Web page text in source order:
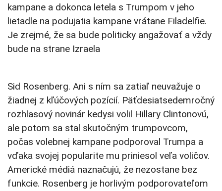
kampane a dokonca letela s Trumpom v jeho
lietadle na podujatia kampane vrátane Filadelfie.
Je zrejmé, že sa bude politicky angažovať a vždy
bude na strane Izraela
Sid Rosenberg. Ani s ním sa zatiaľ neuvažuje o
žiadnej z kľúčových pozícií. Päťdesiatsedemročný
rozhlasový novinár kedysi volil Hillary Clintonovú,
ale potom sa stal skutočným trumpovcom,
počas volebnej kampane podporoval Trumpa a
vďaka svojej popularite mu priniesol veľa voličov.
Americké médiá naznačujú, že nezostane bez
funkcie. Rosenberg je horlivým podporovateľom